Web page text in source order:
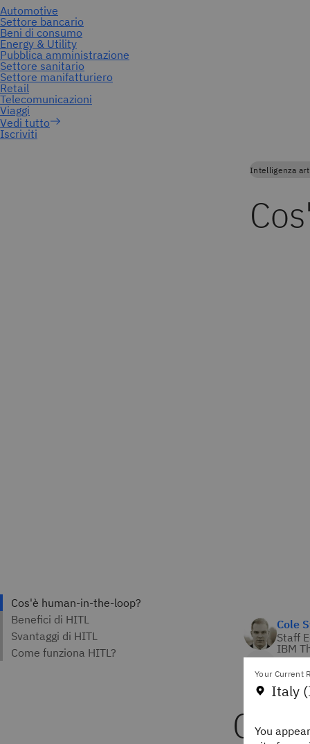
Iscriviti
Intelligenza
Cole
Staff
IBM
Your Current
Italy
You